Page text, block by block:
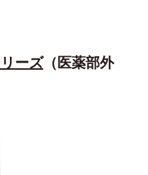
ーズ（医薬部外